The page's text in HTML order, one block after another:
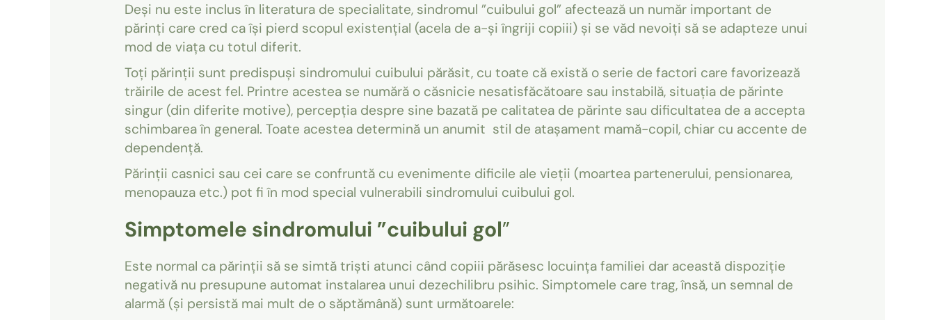
Deși nu este inclus în literatura de specialitate, sindromul ”cuibului gol” afectează un număr important de
părinți care cred ca își pierd scopul existențial (acela de a-și îngriji copiii) și se văd nevoiți să se adapteze unui
mod de viața cu totul diferit.
Toți părinții sunt predispuși sindromului cuibului părăsit, cu toate că există o serie de factori care favorizează
trăirile de acest fel. Printre acestea se numără o căsnicie nesatisfăcătoare sau instabilă, situația de părinte
singur (din diferite motive), percepția despre sine bazată pe calitatea de părinte sau dificultatea de a accepta
schimbarea în general. Toate acestea determină un anumit stil de atașament mamă-copil, chiar cu accente de
dependență.
Părinții casnici sau cei care se confruntă cu evenimente dificile ale vieții (moartea partenerului, pensionarea,
menopauza etc.) pot fi în mod special vulnerabili sindromului cuibului gol.
Simptomele sindromului ”cuibului gol”
Este normal ca părinții să se simtă triști atunci când copiii părăsesc locuința familiei dar această dispoziție
negativă nu presupune automat instalarea unui dezechilibru psihic. Simptomele care trag, însă, un semnal de
alarmă (și persistă mai mult de o săptămână) sunt următoarele: